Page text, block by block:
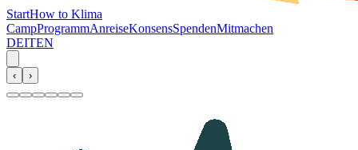
StartHow to Klima
CampProgrammAnreiseKonsensSpendenMitmachen
DEITEN
‹ ›